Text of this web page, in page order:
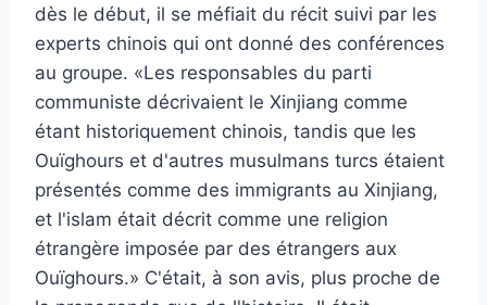
dès le début, il se méfiait du récit suivi par les
experts chinois qui ont donné des conférences
au groupe. «Les responsables du parti
communiste décrivaient le Xinjiang comme
étant historiquement chinois, tandis que les
Ouïghours et d'autres musulmans turcs étaient
présentés comme des immigrants au Xinjiang,
et l'islam était décrit comme une religion
étrangère imposée par des étrangers aux
Ouïghours.» C'était, à son avis, plus proche de